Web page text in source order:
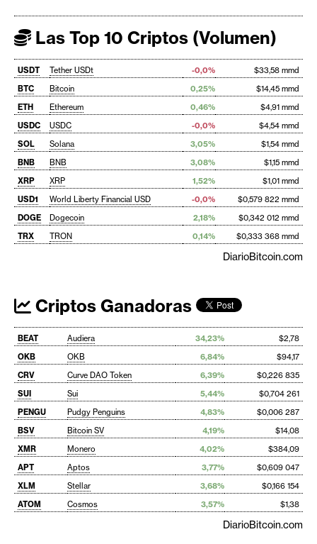
Las Top 10 Criptos (Volumen)
USDT Tether USDt -0,0%
$33,58 mmd
BTC
Bitcoin 0,25%
$14,45 mmd
ETH
Ethereum 0,46%
$4,91 mmd
USDC
USDC -0,0%
$4,54 mmd
SOL
Solana 3,05%
$1,54 mmd
BNB
BNB 3,08%
$1,15 mmd
XRP
XRP 1,52%
$1,01 mmd
USD1
World Liberty Financial USD -0,0%
$0,579 822 mmd
DOGE
Dogecoin 2,18%
$0,342 012 mmd
TRX
TRON 0,14% $0,333 368 mmd
DiarioBitcoin.com
Criptos Ganadoras
BEAT Audiera 34,23%
$2,78
OKB
OKB 6,84%
$94,17
CRV
Curve DAO Token 6,39%
$0,226 835
SUI
Sui 5,44%
$0,704 261
PENGU
Pudgy Penguins 4,83%
$0,006 287
BSV
Bitcoin SV 4,19%
$14,08
XMR
Monero 4,02%
$384,09
APT
Aptos 3,77%
$0,609 047
XLM
Stellar 3,68%
$0,166 154
ATOM
Cosmos 3,57% $1,38
DiarioBitcoin.com